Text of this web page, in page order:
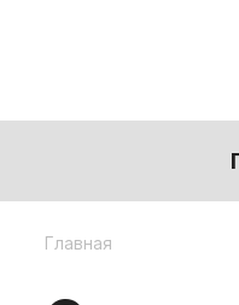
Главная